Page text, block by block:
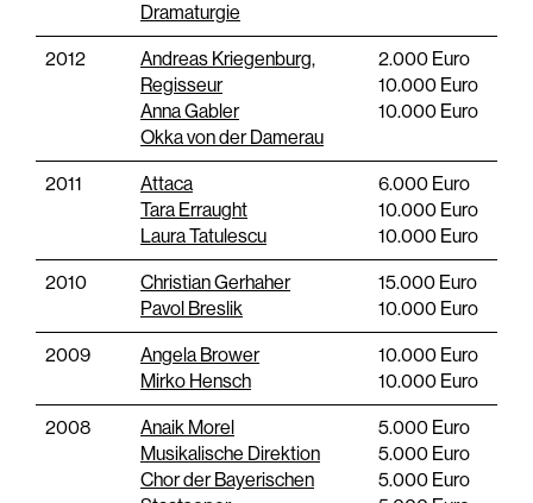
Dramaturgie
2012
Andreas Kriegenburg,
Regisseur
Anna Gabler
Okka von der Damerau
2.000 Euro
10.000 Euro
10.000 Euro
2011
Attaca
Tara Erraught
Laura Tatulescu
6.000 Euro
10.000 Euro
10.000 Euro
2010
Christian Gerhaher
Pavol Breslik
15.000 Euro
10.000 Euro
2009
Angela Brower
Mirko Hensch
10.000 Euro
10.000 Euro
2008
Anaik Morel
Musikalische Direktion
Chor der Bayerischen
5.000 Euro
5.000 Euro
5.000 Euro